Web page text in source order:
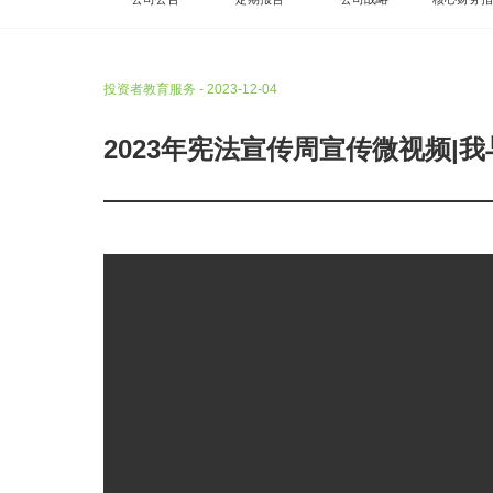
投资者教育服务 - 2023-12-04
2023年宪法宣传周宣传微视频|我